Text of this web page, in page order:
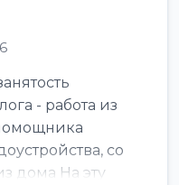
- работа из
со
дома На эту